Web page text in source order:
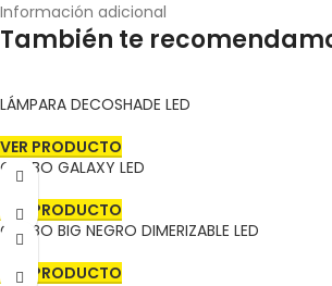
Información adicional
También te
LÁMPARA DECOSHADE LED
VER PRODUCTO
GLOBO GALAXY LED
VER PRODUCTO
GLOBO BIG NEGRO DIMERIZABLE LED
VER PRODUCTO